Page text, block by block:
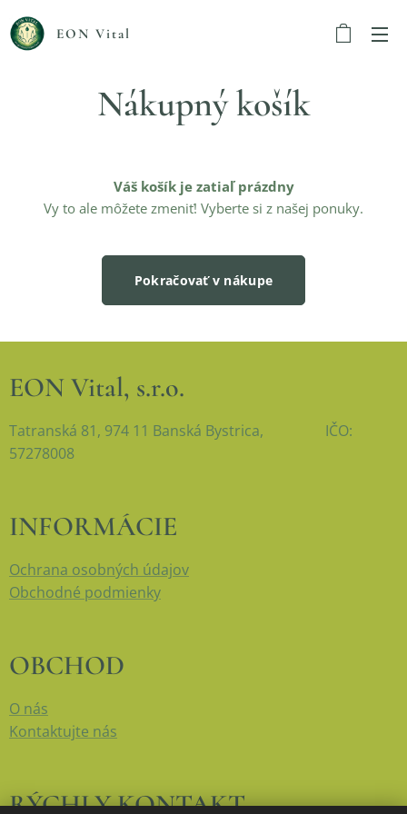
EON Vital
Nákupný košík
Váš košík je zatiaľ prázdny
Vy to ale môžete zmeniť! Vyberte si z našej ponuky.
Pokračovať v nákupe
EON Vital, s.r.o.
Tatranská 81, 974 11 Banská Bystrica, IČO:
57278008
INFORMÁCIE
Ochrana osobných údajov
Obchodné podmienky
OBCHOD
O nás
Kontaktujte nás
RÝCHLY KONTAKT